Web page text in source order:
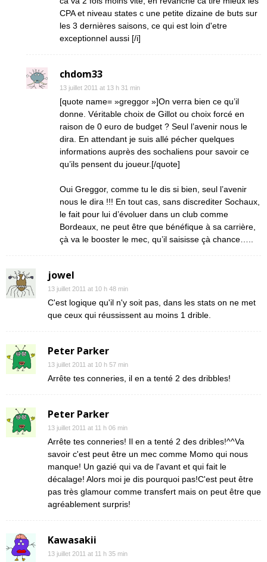
CPA et niveau states c une petite dizaine de buts sur
les 3 dernières saisons, ce qui est loin d'etre
exceptionnel aussi [/i]
chdom33
13 juillet 2011 at 13 h 31 min
[quote name= »greggor »]On verra bien ce qu’il
donne. Véritable choix de Gillot ou choix forcé en
raison de 0 euro de budget ? Seul l’avenir nous le
dira. En attendant je suis allé pécher quelques
informations auprès des sochaliens pour savoir ce
qu’ils pensent du joueur.[/quote]
Oui Greggor, comme tu le dis si bien, seul l’avenir
nous le dira !!! En tout cas, sans discrediter Sochaux,
le fait pour lui d’évoluer dans un club comme
Bordeaux, ne peut être que bénéfique à sa carrière,
çà va le booster le mec, qu’il saisisse çà chance…..
jowel
13 juillet 2011 at 10 h 48 min
C'est logique qu'il n'y soit pas, dans les stats on ne met
que ceux qui réussissent au moins 1 drible.
Peter Parker
13 juillet 2011 at 10 h 57 min
Arrête tes conneries, il en a tenté 2 des dribbles!
Peter Parker
13 juillet 2011 at 11 h 06 min
Arrête tes conneries! Il en a tenté 2 des dribles!^^Va
savoir c'est peut être un mec comme Momo qui nous
manque! Un gazié qui va de l'avant et qui fait le
décalage! Alors moi je dis pourquoi pas!C'est peut être
pas très glamour comme transfert mais on peut être que
agréablement surpris!
Kawasakii
13 juillet 2011 at 11 h 35 min